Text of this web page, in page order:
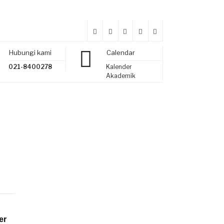
Hubungi kami
021-8400278
Calendar
Kalender
Akademik